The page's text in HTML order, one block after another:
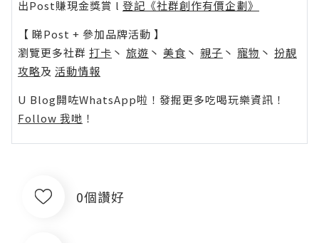
出Post賺現金獎賞 l 登記《社群創作有價企劃》
【 睇Post + 參加品牌活動 】
瀏覽更多社群 打卡 丶 旅遊 丶 美食 丶 親子 丶 寵物 丶 扮靚
攻略及 活動情報
U Blog開咗WhatsApp啦！發掘更多吃喝玩樂資訊！
Follow 我哋 ！
0個讚好